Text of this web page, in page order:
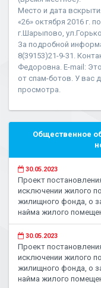
Место и дата
«26» октября 2016 г.
г.Шарыпово,
За подробной
8(39153)21-9-31.
Федоровна. E-mail:
от спам-ботов. У вас
просмотра.
Общественное
30.05.2023
Проект
исключении жилого
жилищного фонда, о
найма жилого
30.05.2023
Проект
исключении жилого
жилищного фонда, о
найма жилого